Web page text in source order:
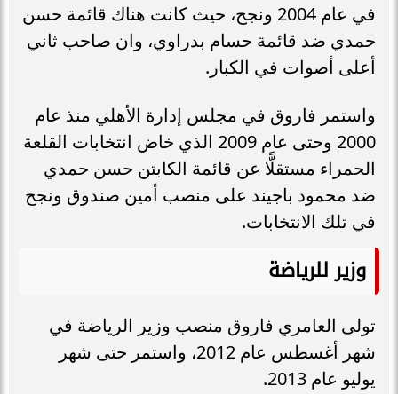
في عام 2004 ونجح، حيث كانت هناك قائمة حسن
حمدي ضد قائمة حسام بدراوي، وان صاحب ثاني
أعلى أصوات في الكبار.
واستمر فاروق في مجلس إدارة الأهلي منذ عام
2000 وحتى عام 2009 الذي خاض انتخابات القلعة
الحمراء مستقلًّا عن قائمة الكابتن حسن حمدي
ضد محمود باجيند على منصب أمين صندوق ونجح
في تلك الانتخابات.
وزير للرياضة
تولى العامري فاروق منصب وزير الرياضة في
شهر أغسطس عام 2012، واستمر حتى شهر
يوليو عام 2013.